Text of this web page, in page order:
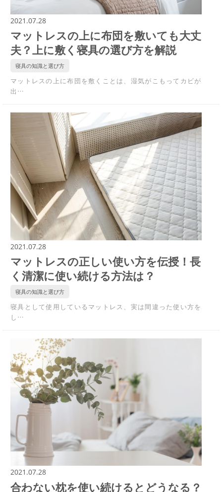
2021.07.28
マットレスの上に布団を敷いても大丈
夫？上に敷く寝具の選び方を解説
寝具の知識と選び方
マットレスの上に布団を敷くことは、湿気がこもってカビが
出…
2021.07.28
マットレスの正しい使い方を伝授！長
く清潔に使い続ける方法は？
寝具の知識と選び方
寝具として使用しているマットレス、実は間違った使い方を
し…
2021.07.28
合わない枕を使い続けるとどうなる？